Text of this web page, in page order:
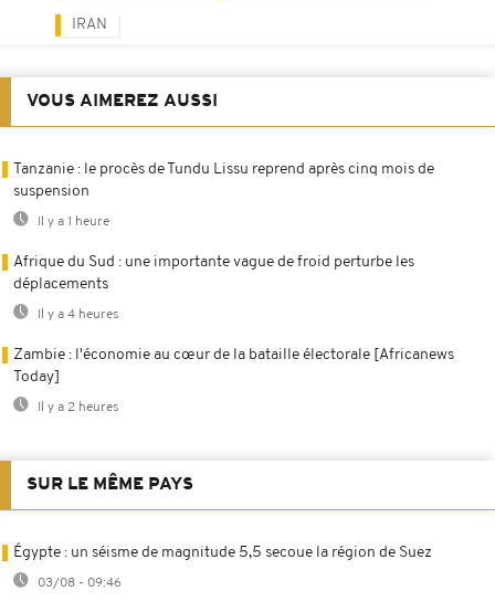
IRAN
VOUS AIMEREZ AUSSI
Tanzanie : le procès de Tundu Lissu reprend après cinq mois de
suspension
Il y a 1 heure
Afrique du Sud : une importante vague de froid perturbe les
déplacements
Il y a 4 heures
Zambie : l'économie au cœur de la bataille électorale [Africanews
Today]
Il y a 2 heures
SUR LE MÊME PAYS
Égypte : un séisme de magnitude 5,5 secoue la région de Suez
03/08 - 09:46